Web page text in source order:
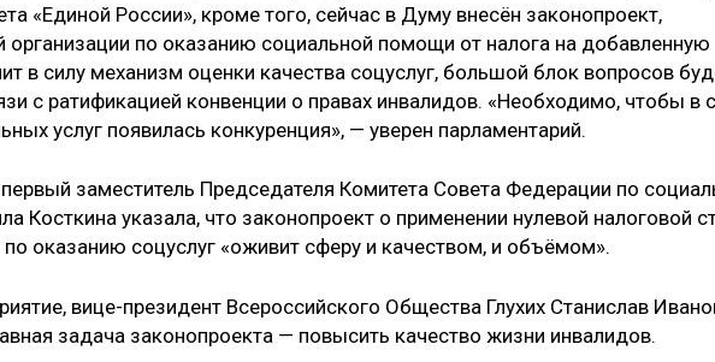
«Единой России», кроме того, сейчас в Думу внесён законопроект,
по оказанию социальной помощи от налога на добавленную
в силу механизм оценки качества соцуслуг, большой блок вопросов
с ратификацией конвенции о правах инвалидов. «Необходимо, чтобы в
услуг появилась конкуренция», — уверен парламентарий.
заместитель Председателя Комитета Совета Федерации по
Косткина указала, что законопроект о применении нулевой налоговой
по оказанию соцуслуг «оживит сферу и качеством, и объёмом».
вице-президент Всероссийского Общества Глухих Станислав
задача законопроекта — повысить качество жизни инвалидов.